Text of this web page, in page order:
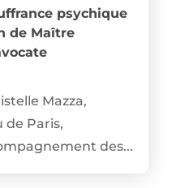
psychique
de Maître
Mazza,
de Paris,
des...